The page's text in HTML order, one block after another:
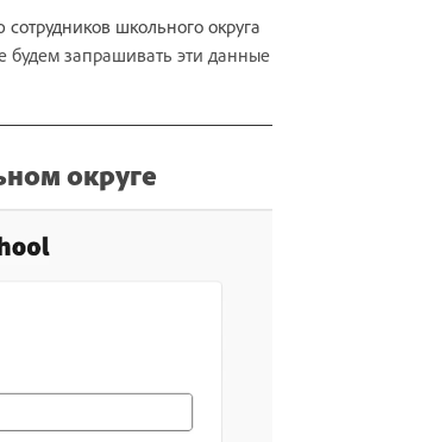
школьного округа
будем запрашивать эти данные
округе